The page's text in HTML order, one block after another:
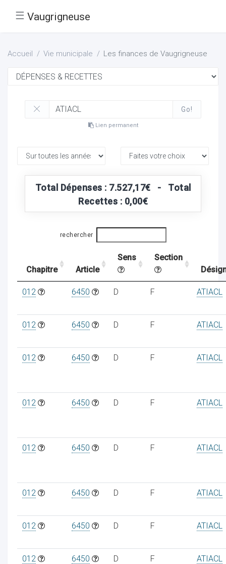
☰ Vaugrigneuse
Accueil Vie municipale Les finances de Vaugrigneuse
Go!
Lien permanent
Total Dépenses : 7.527,17€ - Total
Recettes : 0,00€
rechercher
Chapitre Article
Sens
Section
012 6450 D F ATIACL
012 6450 D F ATIACL
012 6450 D F ATIACL
012 6450 D F ATIACL
012 6450 D F ATIACL
012 6450 D F ATIACL
012 6450 D F ATIACL
012 6450 D F ATIACL